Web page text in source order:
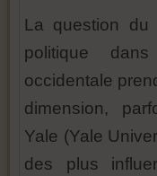
La question
politique
occidentale
dimension,
Yale (Yale
des plus